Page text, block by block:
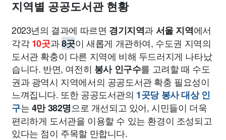
지역별 공공도서관 현황
2023년의 결과에 따르면 경기지역과서울 지역에서
각각10곳과8곳이 새롭게 개관하여, 수도권 지역의
도서관 확충이 다른 지역에 비해 두드러지게 나타났
습니다. 반면, 여전히 봉사 인구수를 고려할 때 수도
권과 광역시 지역에서의 공공도서관 확충 필요성이
느껴집니다. 또한 공공도서관의 1곳당 봉사 대상 인
구는4만 382명으로 개선되고 있어, 시민들이 더욱
편리하게 도서관을 이용할 수 있는 환경이 조성되고
있다는 점이 주목할 만합니다.